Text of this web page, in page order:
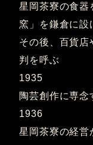
星岡茶寮の食器
窯」を鎌倉に設
その後、百貨店
判を呼ぶ
1935
陶芸創作に専念
1936
星岡茶寮の経営